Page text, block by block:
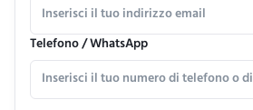
Telefono / WhatsApp